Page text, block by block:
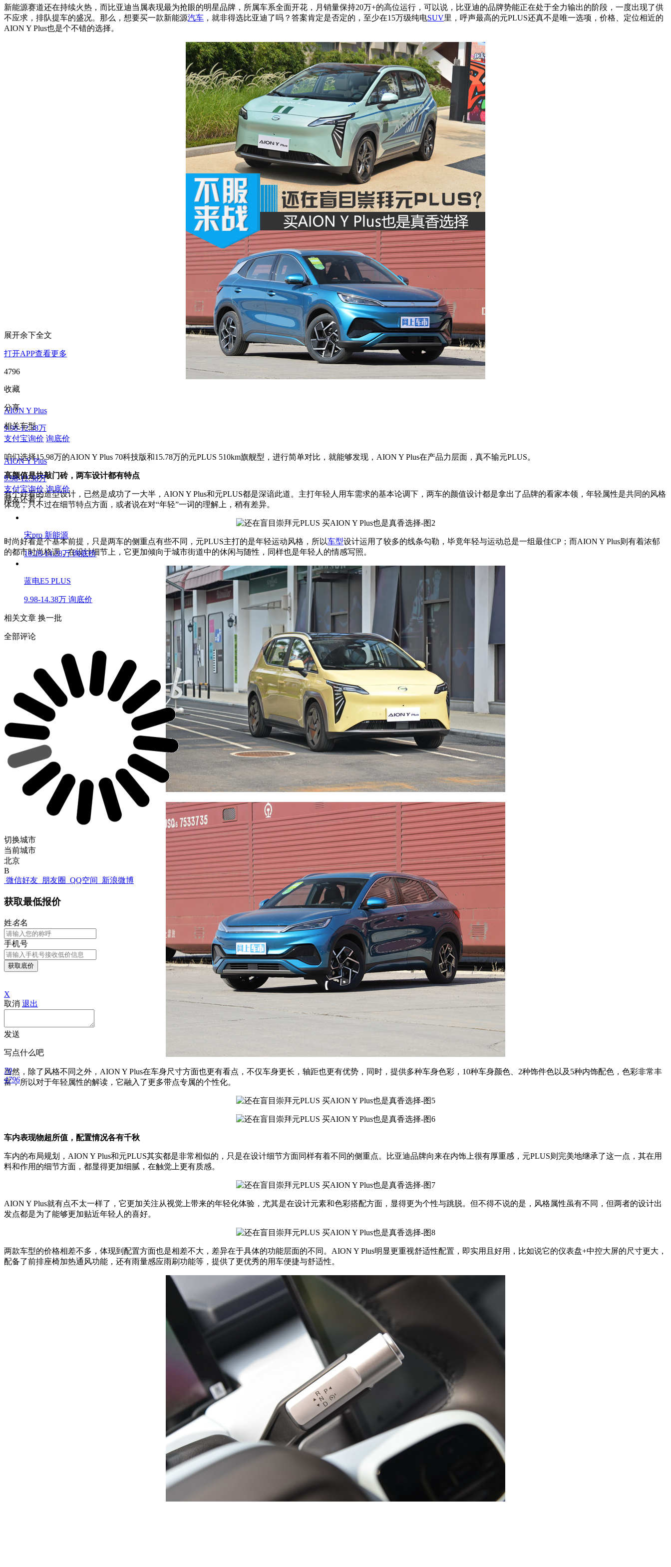
新能源赛道还在持续火热，而比亚迪当属表现最为抢眼的明星品牌，所属车系全面开花，月销量保持20万+的高位运行，可以说，比亚迪的品牌势能正在处于全力输出的阶段，一度出现了供
不应求，排队提车的盛况。那么，想要买一款新能源汽车 ，就非得选比亚迪了吗？答案肯定是否定的，至少在15万级纯电SUV里，呼声最高的元PLUS还真不是唯一选项，价格、定位相近的
AION Y Plus也是个不错的选择。
AION Y Plus
9.98-12.38万
支付宝询价 询底价
咱们选择15.98万的AION Y Plus 70科技版和15.78万的元PLUS 510km旗舰型，进行简单对比，就能够发现，AION Y Plus在产品力层面，真不输元PLUS。
高颜值是块敲门砖，两车设计都有特点
有个好看的造型设计，已然是成功了一大半，AION Y Plus和元PLUS都是深谙此道。主打年轻人用车需求的基本论调下，两车的颜值设计都是拿出了品牌的看家本领，年轻属性是共同的风格
体现，只不过在细节特点方面，或者说在对“年轻”一词的理解上，稍有差异。
时尚好看是个基本前提，只是两车的侧重点有些不同，元PLUS主打的是年轻运动风格，所以车型设计运用了较多的线条勾勒，毕竟年轻与运动总是一组最佳CP；而AION Y Plus则有着浓郁
的都市时尚格调，在设计细节上，它更加倾向于城市街道中的休闲与随性，同样也是年轻人的情感写照。
当然，除了风格不同之外，AION Y Plus在车身尺寸方面也更有看点，不仅车身更长，轴距也更有优势，同时，提供多种车身色彩，10种车身颜色、2种饰件色以及5种内饰配色，色彩非常丰
富，所以对于年轻属性的解读，它融入了更多带点专属的个性化。
车内表现物超所值，配置情况各有千秋
车内的布局规划，AION Y Plus和元PLUS其实都是非常相似的，只是在设计细节方面同样有着不同的侧重点。比亚迪品牌向来在内饰上很有厚重感，元PLUS则完美地继承了这一点，其在用
料和作用的细节方面，都显得更加细腻，在触觉上更有质感。
AION Y Plus就有点不太一样了，它更加关注从视觉上带来的年轻化体验，尤其是在设计元素和色彩搭配方面，显得更为个性与跳脱。但不得不说的是，风格属性虽有不同，但两者的设计出
发点都是为了能够更加贴近年轻人的喜好。
两款车型的价格相差不多，体现到配置方面也是相差不大，差异在于具体的功能层面的不同。AION Y Plus明显更重视舒适性配置，即实用且好用，比如说它的仪表盘+中控大屏的尺寸更大，
配备了前排座椅加热通风功能，还有雨量感应雨刷功能等，提供了更优秀的用车便捷与舒适性。
展开余下全文
打开APP查看更多
4796
收藏
分享
相关车型
AION Y Plus
9.98-12.38万
支付宝询价 询底价
网友还看了
宋pro 新能源
10.28-14.28万 询底价
蓝电E5 PLUS
9.98-14.38万 询底价
相关文章 换一批
全部评论
切换城市
当前城市
北京
B
微信好友 朋友圈 QQ空间 新浪微博
获取最低报价
姓名名
手机号
获取底价
X
取消 退出
发送
写点什么吧
70
4796